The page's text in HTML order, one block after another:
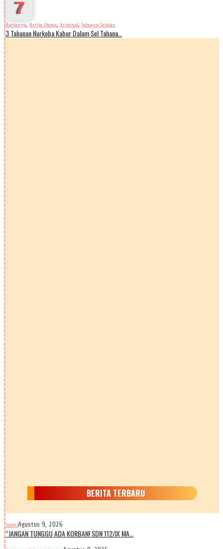
7
Bantaeng, Berita Utama, Kriminal, Sulawesi Selatan
3 Tahanan Narkoba Kabur Dalam Sel Tahana…
BERITA TERBARU
JambiAgustus 9, 2026
“JANGAN TUNGGU ADA KORBAN! SDN 112/IX MA…